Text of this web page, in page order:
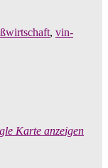
, vin-
Karte anzeigen